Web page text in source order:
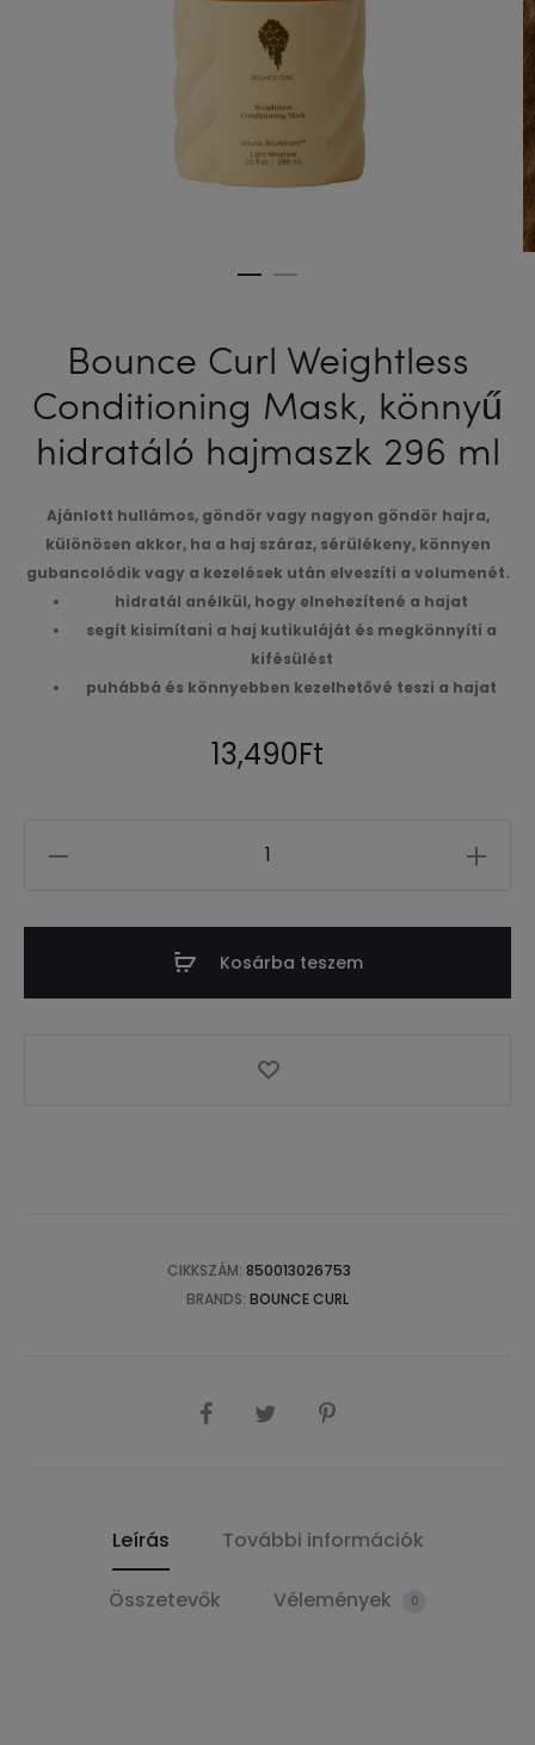
Bounce Curl Weightless
Conditioning Mask, könnyű
hidratáló hajmaszk 296 ml
Ajánlott hullámos, göndör vagy nagyon göndör hajra,
különösen akkor, ha a haj száraz, sérülékeny, könnyen
gubancolódik vagy a kezelések után elveszíti a volumenét.
hidratál anélkül, hogy elnehezítené a hajat
segít kisimítani a haj kutikuláját és megkönnyíti a
kifésülést
puhábbá és könnyebben kezelhetővé teszi a hajat
13,490Ft
Kosárba teszem
CIKKSZÁM: 850013026753
BRANDS: BOUNCE CURL
SHARE
Leírás További információk
Összetevők Vélemények 0